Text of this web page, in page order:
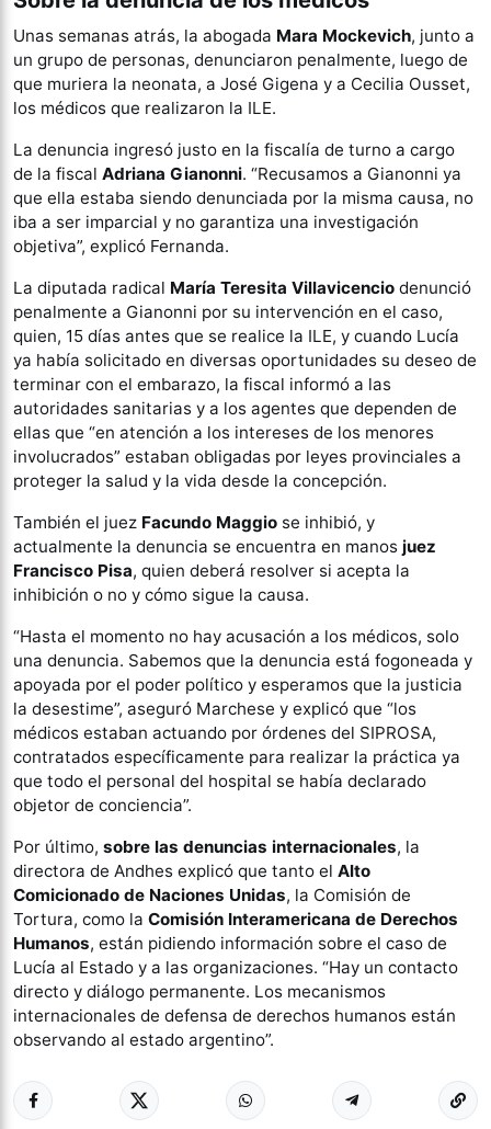
Unas semanas atrás, la abogada Mara Mockevich, junto a
un grupo de personas, denunciaron penalmente, luego de
que muriera la neonata, a José Gigena y a Cecilia Ousset,
los médicos que realizaron la ILE.
La denuncia ingresó justo en la fiscalía de turno a cargo
de la fiscal Adriana Gianonni. “Recusamos a Gianonni ya
que ella estaba siendo denunciada por la misma causa, no
iba a ser imparcial y no garantiza una investigación
objetiva”, explicó Fernanda.
La diputada radical María Teresita Villavicencio denunció
penalmente a Gianonni por su intervención en el caso,
quien, 15 días antes que se realice la ILE, y cuando Lucía
ya había solicitado en diversas oportunidades su deseo de
terminar con el embarazo, la fiscal informó a las
autoridades sanitarias y a los agentes que dependen de
ellas que “en atención a los intereses de los menores
involucrados” estaban obligadas por leyes provinciales a
proteger la salud y la vida desde la concepción.
También el juez Facundo Maggio se inhibió, y
actualmente la denuncia se encuentra en manos juez
Francisco Pisa, quien deberá resolver si acepta la
inhibición o no y cómo sigue la causa.
“Hasta el momento no hay acusación a los médicos, solo
una denuncia. Sabemos que la denuncia está fogoneada y
apoyada por el poder político y esperamos que la justicia
la desestime”, aseguró Marchese y explicó que “los
médicos estaban actuando por órdenes del SIPROSA,
contratados específicamente para realizar la práctica ya
que todo el personal del hospital se había declarado
objetor de conciencia”.
Por último, sobre las denuncias internacionales, la
directora de Andhes explicó que tanto el Alto
Comicionado de Naciones Unidas, la Comisión de
Tortura, como la Comisión Interamericana de Derechos
Humanos, están pidiendo información sobre el caso de
Lucía al Estado y a las organizaciones. “Hay un contacto
directo y diálogo permanente. Los mecanismos
internacionales de defensa de derechos humanos están
observando al estado argentino”.